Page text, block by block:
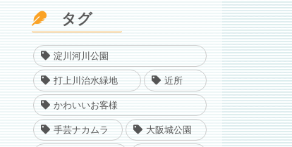
タグ
淀川河川公園
打上川治水緑地 近所
かわいいお客様
手芸ナカムラ 大阪城公園